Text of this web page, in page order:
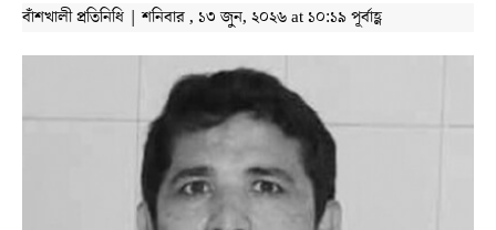
বাঁশখালী প্রতিনিধি | শনিবার , ১৩ জুন, ২০২৬ at ১০:১৯ পূর্বাহ্ণ